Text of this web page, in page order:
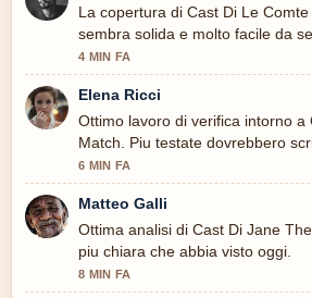
La copertura di Cast Di Le
sembra solida e molto facile da
4 MIN FA
Elena Ricci
Ottimo lavoro di verifica intorno a
Match. Piu testate dovrebbero
6 MIN FA
Matteo Galli
Ottima analisi di Cast Di Jane
piu chiara che abbia visto oggi.
8 MIN FA